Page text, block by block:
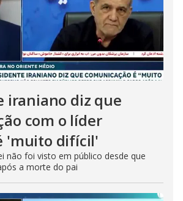
iraniano diz que
com o líder
'muito difícil'
não foi visto em público desde que
a morte do pai